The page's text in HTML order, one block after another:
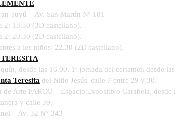
Tuyú – Av. San Martín N° 181
2: 18.30 (3D castellano).
2: 20.30 (2D castellano).
a los niños: 22.30 (2D castellano).
desde las 16.00. 1ª jornada del certamen desde
Teresita del Niño Jesús, calle 7 entre 29 y 30.
de Arte FARCO – Espacio Expositivo Carabela, desde
y calle 39.
– Av. 32 N° 343